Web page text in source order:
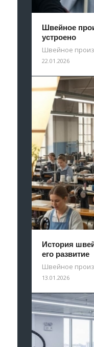
Швейное
устроено
Швейное
22.01.2026
История
его развитие
Швейное
13.01.2026